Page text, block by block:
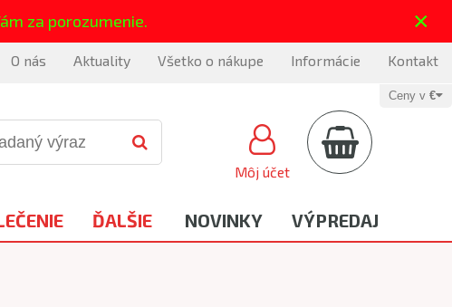
za porozumenie. ×
O nás Aktuality Všetko o nákupe Informácie Kontakt
Môj účet
Ceny v €
ĎALŠIE NOVINKY VÝPREDAJ